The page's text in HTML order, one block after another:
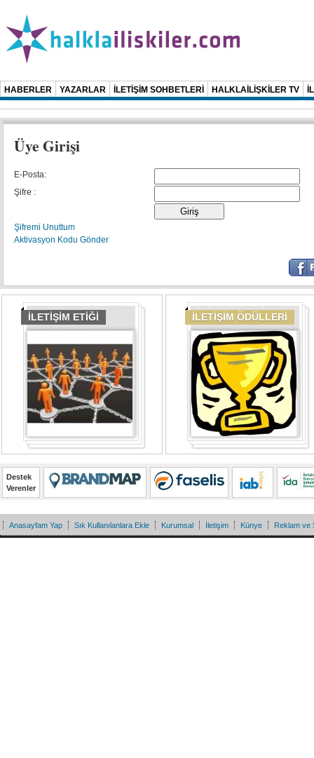
HABERLER YAZARLAR İLETİŞİM SOHBETLERİ HALKLAİLİŞKİLER TV
Üye Girişi
E-Posta:
Şifre :
Şifremi Unuttum
Aktivasyon Kodu Gönder
İLETİŞİM ETİĞİ İLETİŞİM ÖDÜLLERİ
Destek
Verenler
Anasayfam Yap Sık Kullanılanlara Ekle Kurumsal İletişim Künye Reklam ve